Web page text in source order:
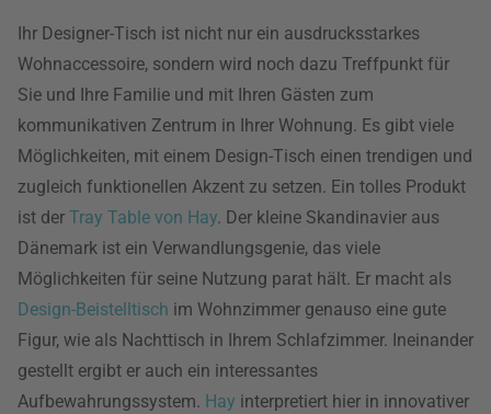
Ihr Designer-Tisch ist nicht nur ein ausdrucksstarkes
Wohnaccessoire, sondern wird noch dazu Treffpunkt für
Sie und Ihre Familie und mit Ihren Gästen zum
kommunikativen Zentrum in Ihrer Wohnung. Es gibt viele
Möglichkeiten, mit einem Design-Tisch einen trendigen und
zugleich funktionellen Akzent zu setzen. Ein tolles Produkt
ist der Tray Table von Hay. Der kleine Skandinavier aus
Dänemark ist ein Verwandlungsgenie, das viele
Möglichkeiten für seine Nutzung parat hält. Er macht als
Design-Beistelltisch im Wohnzimmer genauso eine gute
Figur, wie als Nachttisch in Ihrem Schlafzimmer. Ineinander
gestellt ergibt er auch ein interessantes
Aufbewahrungssystem. Hay interpretiert hier in innovativer